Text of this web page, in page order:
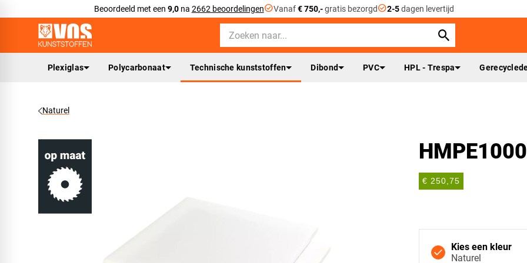
Beoordeeld met een 9,0na 2662 beoordelingencheck_circleVanaf€ 750,-gratis bezorgdcheck_circle2-5dagen levertijd
Plexiglas Polycarbonaat Technische kunststoffen Dibond PVC HPL - Trespa
Naturel
€ 250,75
Kies een kleur
Naturel